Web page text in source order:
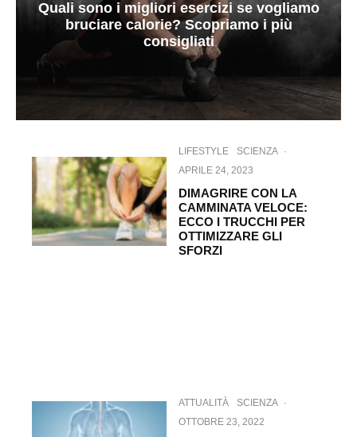
Quali sono i migliori esercizi se vogliamo
bruciare calorie? Scopriamo i più
consigliati
LIFESTYLE SCIENZA ·
APRILE 24, 2023
DIMAGRIRE CON LA
CAMMINATA VELOCE:
ECCO I TRUCCHI PER
OTTIMIZZARE GLI
SFORZI
ATTUALITÀ SCIENZA ·
OTTOBRE 23, 2022